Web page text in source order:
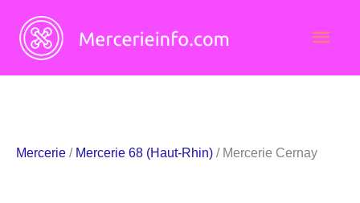
contenu
Mercerie / Mercerie 68 (Haut-Rhin) / Mercerie Cernay